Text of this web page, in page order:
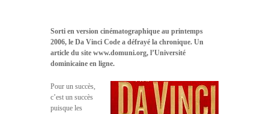
Sorti en version cinématographique au printemps
2006, le Da Vinci Code a défrayé la chronique. Un
article du site www.domuni.org, l’Université
dominicaine en ligne.
Pour un succès,
c’est un succès
puisque les